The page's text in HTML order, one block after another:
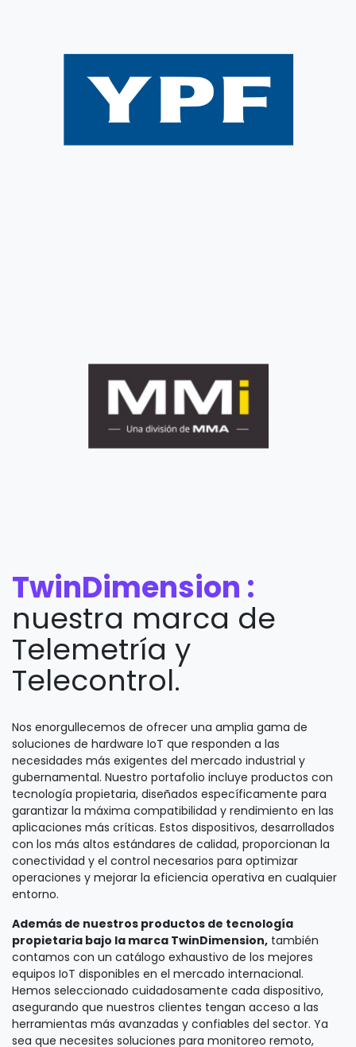
TwinDimension :
nuestra marca de
Telemetría y
Telecontrol.
Nos enorgullecemos de ofrecer una amplia gama de
soluciones de hardware IoT que responden a las
necesidades más exigentes del mercado industrial y
gubernamental. Nuestro portafolio incluye productos con
tecnología propietaria, diseñados específicamente para
garantizar la máxima compatibilidad y rendimiento en las
aplicaciones más críticas. Estos dispositivos, desarrollados
con los más altos estándares de calidad, proporcionan la
conectividad y el control necesarios para optimizar
operaciones y mejorar la eficiencia operativa en cualquier
entorno.
Además de nuestros productos de tecnología
propietaria bajo la marca TwinDimension, también
contamos con un catálogo exhaustivo de los mejores
equipos IoT disponibles en el mercado internacional.
Hemos seleccionado cuidadosamente cada dispositivo,
asegurando que nuestros clientes tengan acceso a las
herramientas más avanzadas y confiables del sector. Ya
sea que necesites soluciones para monitoreo remoto,